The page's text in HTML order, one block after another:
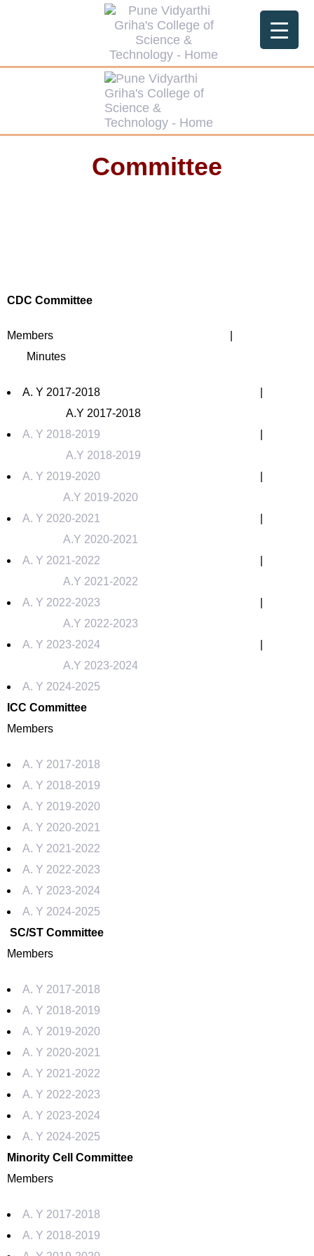
Committee
CDC Committee
Members |
Minutes
A. Y 2017-2018 |
A.Y 2017-2018
A. Y 2018-2019
A.Y 2018-2019
A. Y 2019-2020
A.Y 2019-2020
A. Y 2020-2021
A.Y 2020-2021
A. Y 2021-2022
A.Y 2021-2022
A. Y 2022-2023
A.Y 2022-2023
A. Y 2023-2024
A.Y 2023-2024
A. Y 2024-2025
ICC Committee
Members
A. Y 2017-2018
A. Y 2018-2019
A. Y 2019-2020
A. Y 2020-2021
A. Y 2021-2022
A. Y 2022-2023
A. Y 2023-2024
A. Y 2024-2025
SC/ST Committee
Members
A. Y 2017-2018
A. Y 2018-2019
A. Y 2019-2020
A. Y 2020-2021
A. Y 2021-2022
A. Y 2022-2023
A. Y 2023-2024
A. Y 2024-2025
Minority Cell Committee
Members
A. Y 2017-2018
A. Y 2018-2019